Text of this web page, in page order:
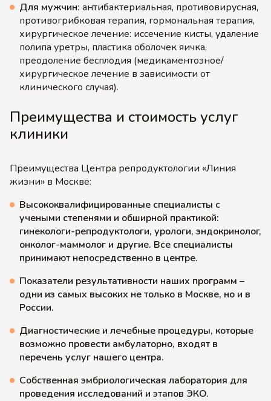
Для мужчин: антибактериальная, противовирусная,
противогрибковая терапия, гормональная терапия,
хирургическое лечение: иссечение кисты, удаление
полипа уретры, пластика оболочек яичка,
преодоление бесплодия (медикаментозное/
хирургическое лечение в зависимости от
клинического случая).
Преимущества и стоимость услуг
клиники
Преимущества Центра репродуктологии «Линия
жизни» в Москве:
Высококвалифицированные специалисты с
учеными степенями и обширной практикой:
гинекологи-репродуктологи, урологи, эндокринолог,
онколог-маммолог и другие. Все специалисты
принимают непосредственно в центре.
Показатели результативности наших программ –
одни из самых высоких не только в Москве, но и в
России.
Диагностические и лечебные процедуры, которые
возможно провести амбулаторно, входят в
перечень услуг нашего центра.
Собственная эмбриологическая лаборатория для
проведения исследований и этапов ЭКО.